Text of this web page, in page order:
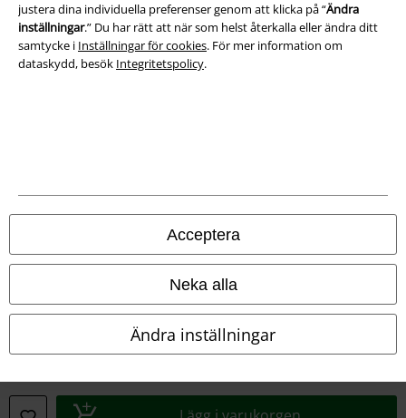
justera dina individuella preferenser genom att klicka på “Ändra
inställningar.” Du har rätt att när som helst återkalla eller ändra ditt
samtycke i Inställningar för cookies. För mer information om
dataskydd, besök Integritetspolicy.
Acceptera
Neka alla
Ändra inställningar
Villkor
Om oss
Avfallshantering och miljöskydd
Försäkran om överensstämmelse